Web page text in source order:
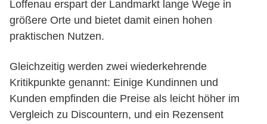
Loffenau erspart der Landmarkt lange Wege in
größere Orte und bietet damit einen hohen
praktischen Nutzen.
Gleichzeitig werden zwei wiederkehrende
Kritikpunkte genannt: Einige Kundinnen und
Kunden empfinden die Preise als leicht höher im
Vergleich zu Discountern, und ein Rezensent